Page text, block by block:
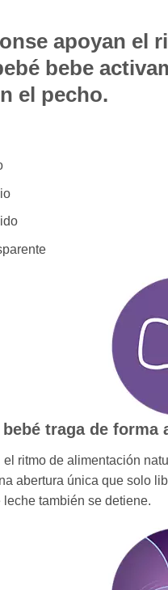
apoyan el
bebe
el pecho.
traga de forma
ritmo de alimentación
abertura única que solo
también se detiene.